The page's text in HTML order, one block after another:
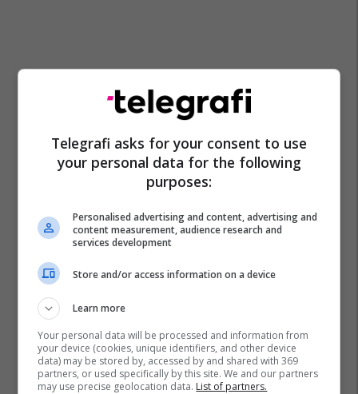
Telegrafi asks for your consent to use
your personal data for the following
purposes:
Personalised advertising and content, advertising and
content measurement, audience research and
services development
Store and/or access information on a device
Learn more
Your personal data will be processed and information from
your device (cookies, unique identifiers, and other device
data) may be stored by, accessed by and shared with 369
partners, or used specifically by this site. We and our partners
may use precise geolocation data. List of partners.